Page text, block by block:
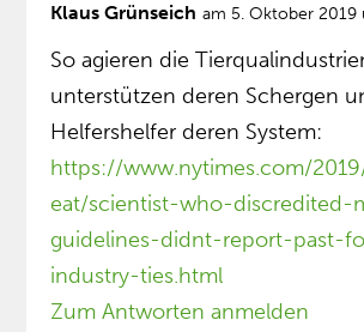
Klaus Grünseich am 5. Oktober 2019
So agieren die
unterstützen deren Schergen
Helfershelfer deren System:
https://www.nytimes.com/
eat/scientist-who-discredited-
guidelines-didnt-report-past-
industry-ties.html
Zum Antworten anmelden